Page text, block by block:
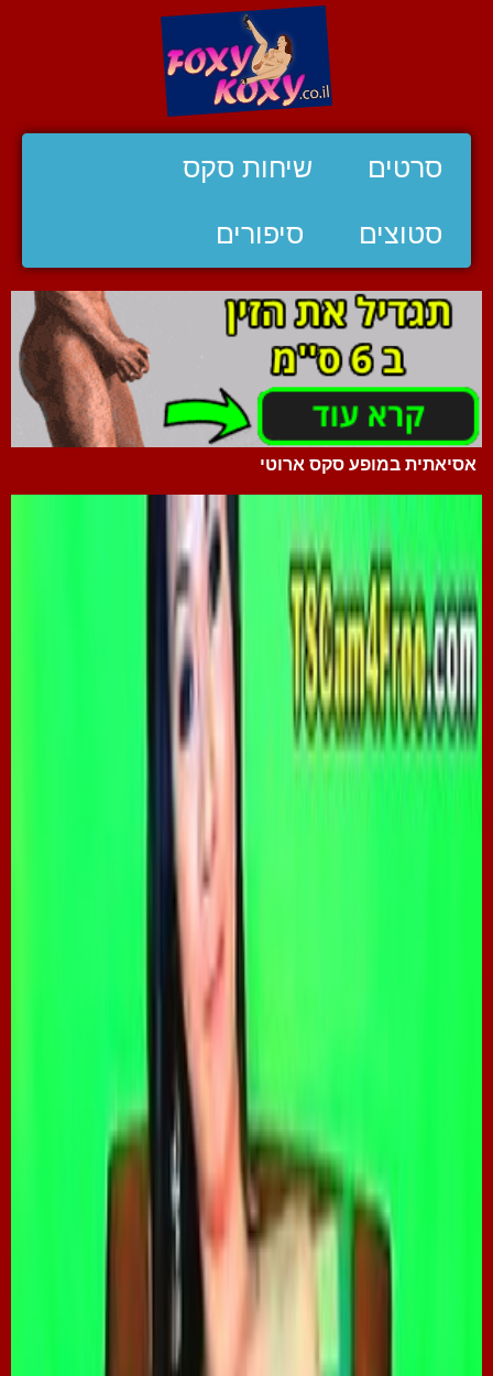
סרטים שיחות סקס
סטוצים סיפורים
אסיאתית במופע סקס ארוטי